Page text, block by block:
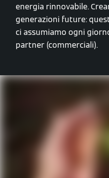
energia rinnovabile.
generazioni future:
ci assumiamo ogni
partner (commerciali).